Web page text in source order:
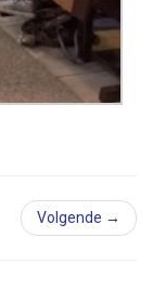
Volgende →